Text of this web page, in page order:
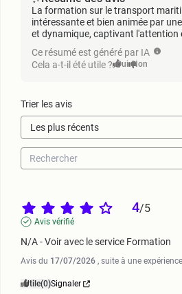
La formation sur le transport
intéressante et bien animée par
et dynamique, captivant l'attention
Ce résumé est généré par IA
Cela a-t-il été utile ? Oui Non
Trier les avis
4/5
Avis vérifié
N/A - Voir avec le service Formation
Avis du 17/07/2026 , suite à une
Utile(0)Signaler